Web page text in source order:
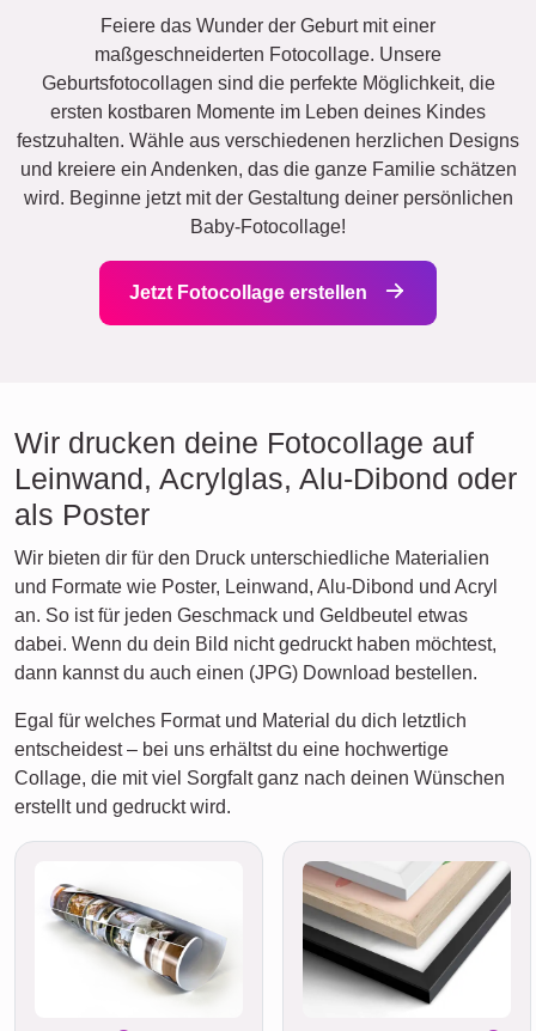
Feiere das Wunder der Geburt mit einer
maßgeschneiderten Fotocollage. Unsere
Geburtsfotocollagen sind die perfekte Möglichkeit, die
ersten kostbaren Momente im Leben deines Kindes
festzuhalten. Wähle aus verschiedenen herzlichen Designs
und kreiere ein Andenken, das die ganze Familie schätzen
wird. Beginne jetzt mit der Gestaltung deiner persönlichen
Baby-Fotocollage!
Jetzt Fotocollage erstellen
Wir drucken deine Fotocollage auf
Leinwand, Acrylglas, Alu-Dibond oder
als Poster
Wir bieten dir für den Druck unterschiedliche Materialien
und Formate wie Poster, Leinwand, Alu-Dibond und Acryl
an. So ist für jeden Geschmack und Geldbeutel etwas
dabei. Wenn du dein Bild nicht gedruckt haben möchtest,
dann kannst du auch einen (JPG) Download bestellen.
Egal für welches Format und Material du dich letztlich
entscheidest – bei uns erhältst du eine hochwertige
Collage, die mit viel Sorgfalt ganz nach deinen Wünschen
erstellt und gedruckt wird.